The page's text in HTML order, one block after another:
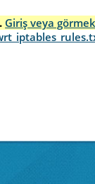
Giriş veya